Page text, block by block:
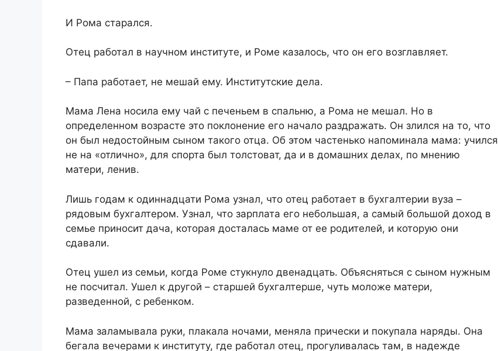
И Рома старался.
Отец работал в научном институте, и Роме казалось, что он его возглавляет.
– Папа работает, не мешай ему. Институтские дела.
Мама Лена носила ему чай с печеньем в спальню, а Рома не мешал. Но в
определенном возрасте это поклонение его начало раздражать. Он злился на то, что
он был недостойным сыном такого отца. Об этом частенько напоминала мама: учился
не на «отлично», для спорта был толстоват, да и в домашних делах, по мнению
матери, ленив.
Лишь годам к одиннадцати Рома узнал, что отец работает в бухгалтерии вуза –
рядовым бухгалтером. Узнал, что зарплата его небольшая, а самый большой доход в
семье приносит дача, которая досталась маме от ее родителей, и которую они
сдавали.
Отец ушел из семьи, когда Роме стукнуло двенадцать. Объясняться с сыном нужным
не посчитал. Ушел к другой – старшей бухгалтерше, чуть моложе матери,
разведенной, с ребенком.
Мама заламывала руки, плакала ночами, меняла прически и покупала наряды. Она
бегала вечерами к институту, где работал отец, прогуливалась там, в надежде